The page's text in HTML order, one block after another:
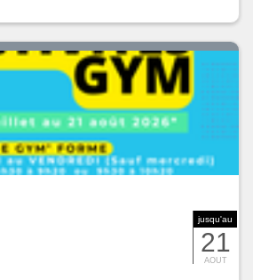
jusqu'au
21
AOUT